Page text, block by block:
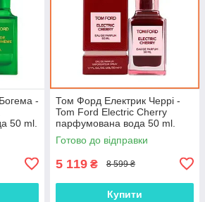
-
50 ml.
Том Форд Електрик Черрі -
Tom Ford Electric Cherry
парфумована вода 50 ml.
Готово до відправки
5 119 ₴ 8 599 ₴
Купити